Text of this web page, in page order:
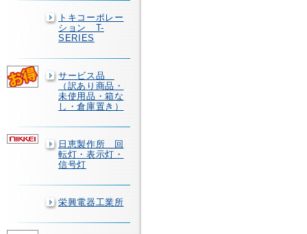
トキコーポレー
ション T-
SERIES
サービス品
（訳あり商品・
未使用品・箱な
し・倉庫置き）
日恵製作所 回
転灯・表示灯・
信号灯
栄興電器工業所